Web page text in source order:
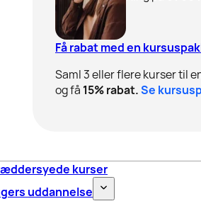
Få rabat med en
Saml 3 eller flere kurser til
og få 15% rabat.Se
kurser
uddannelse